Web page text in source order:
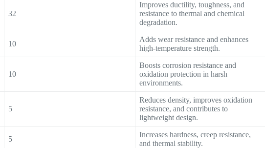
32
Improves ductility, toughness, and
resistance to thermal and chemical
degradation.
10
Adds wear resistance and enhances
high-temperature strength.
10
Boosts corrosion resistance and
oxidation protection in harsh
environments.
5
Reduces density, improves oxidation
resistance, and contributes to
lightweight design.
5
Increases hardness, creep resistance,
and thermal stability.